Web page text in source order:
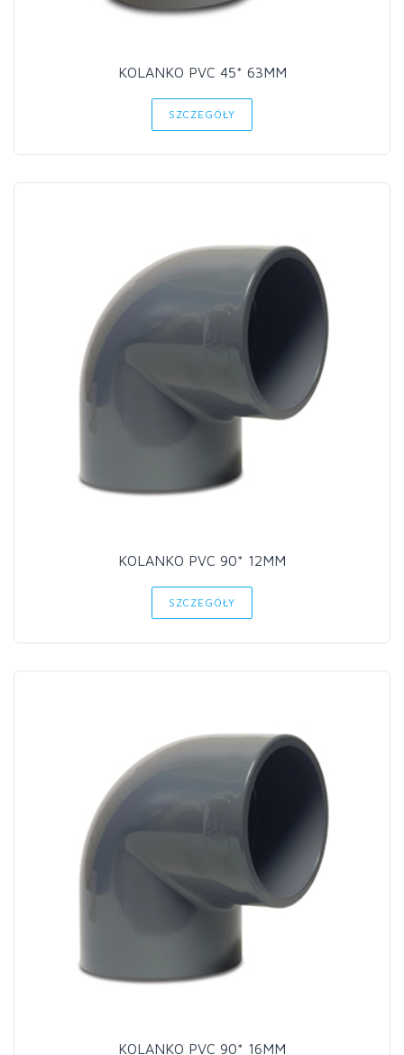
KOLANKO PVC 45* 63MM
SZCZEGÓŁY
KOLANKO PVC 90* 12MM
SZCZEGÓŁY
KOLANKO PVC 90* 16MM